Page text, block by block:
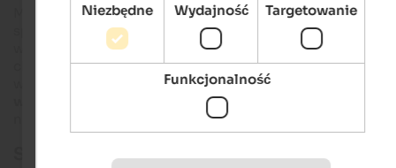
Montagna położona jest na wysokości 497 m n.p.m. na
skąpanym w słońcu zboczu Orą, z pięknym
widokiem na nizinę Bolzano. Okoliczny krajobraz
charakteryzuje się bujną przyrodą i winnicami, z sadami na
wyższych wysokościach. Gmina, która obejmuje również
Pinzon, Kalditsch, Kaltenbrunn, Glen i Gschnon, liczy
nieco ponad 1600 mieszkańców.
Stare zamki i wspaniała przyroda
Niezbędne Wydajność Targetowanie
Funkcjonalność